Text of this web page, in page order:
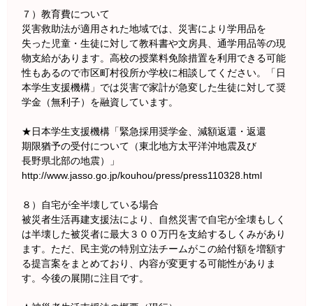
７）教育費について
災害救助法が適用された地域では、災害により学用品を
失った児童・生徒に対して教科書や文房具、通学用品等の現
物支給があります。高校の授業料免除措置を利用できる可能
性もあるので市区町村役所か学校に相談してください。「日
本学生支援機構」では災害で家計が急変した生徒に対して奨
学金（無利子）を融資しています。
★日本学生支援機構「緊急採用奨学金、減額返還・返還
期限猶予の受付について（東北地方太平洋沖地震及び
長野県北部の地震）」
http://www.jasso.go.jp/kouhou/press/press110328.html
８）自宅が全半壊している場合
被災者生活再建支援法により、自然災害で自宅が全壊もしく
は半壊した被災者に最大３００万円を支給するしくみがあり
ます。ただ、民主党の特別立法チームがこの給付額を増額す
る提言案をまとめており、内容が変更する可能性がありま
す。今後の展開に注目です。